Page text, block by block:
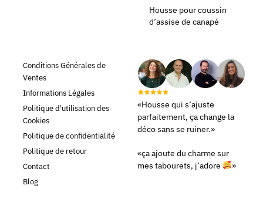
Housse pour coussin
d’assise de canapé
Conditions Générales de
Ventes
Informations Légales
Politique d'utilisation des
Cookies
Politique de confidentialité
Politique de retour
Contact
Blog
«Housse qui s’ajuste
parfaitement, ça change la
déco sans se ruiner.»
«ça ajoute du charme sur
mes tabourets, j’adore
»